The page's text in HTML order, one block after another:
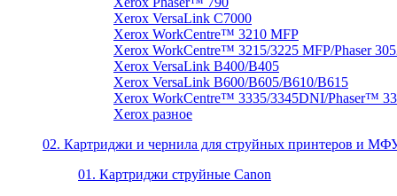
Xerox VersaLink C7000
Xerox WorkCentre™ 3210 MFP
Xerox WorkCentre™ 3215/3225 MFP/Phaser
Xerox VersaLink B400/B405
Xerox VersaLink B600/B605/B610/B615
Xerox WorkCentre™ 3335/3345DNI/Phaser™
Xerox разное
02. Картриджи и чернила для струйных принтеров и
01. Картриджи струйные Canon